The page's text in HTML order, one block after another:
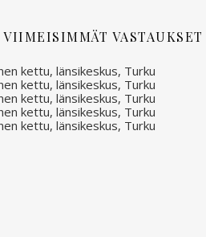
VIIMEISIMMÄT VASTAUKSET
kettu, länsikeskus, Turku
kettu, länsikeskus, Turku
kettu, länsikeskus, Turku
kettu, länsikeskus, Turku
kettu, länsikeskus, Turku